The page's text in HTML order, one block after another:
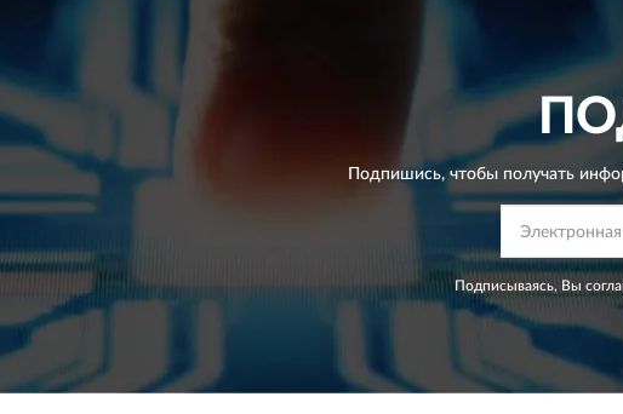
Подпишись, чтобы получать
Подписываясь, Вы